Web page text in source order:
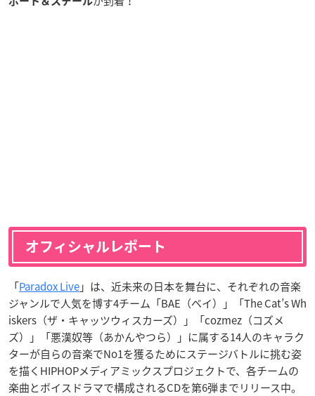
オフィシャルレポート
「Paradox Live」は、近未来の日本を舞台に、それぞれの音楽
ジャンルで人気を博す4チーム「BAE（ベイ）」「The Cat’s Wh
iskers（ザ・キャッツウィスカーズ）」「cozmez（コズメ
ズ）」「悪漢奴等（あかんやつら）」に属する14人のキャラク
ターが自らの音楽でNo1を獲るためにステージバトルに挑む姿
を描くHIPHOPメディアミックスプロジェクトで、各チームの
楽曲とボイスドラマで構成されるCDを第6弾までリリース中。